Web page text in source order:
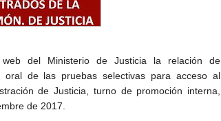
del Ministerio de Justicia la relación de
oral de las pruebas selectivas para acceso al
de Justicia, turno de promoción interna,
de 2017.